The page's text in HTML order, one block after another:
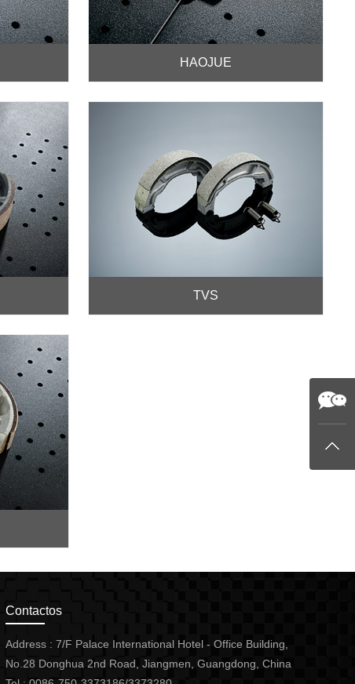
HAOJUE
TVS
Contactos
Address : 7/F Palace International Hotel - Office Building,
No.28 Donghua 2nd Road, Jiangmen, Guangdong, China